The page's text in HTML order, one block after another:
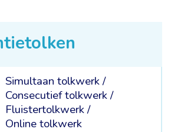
Simultaan tolkwerk/
Consecutief tolkwerk/
Fluistertolkwerk/
Online tolkwerk